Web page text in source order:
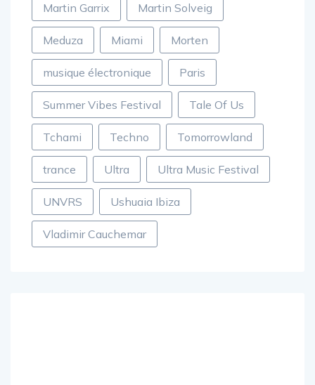
Martin Garrix Martin Solveig
Meduza Miami Morten
musique électronique Paris
Summer Vibes Festival Tale Of Us
Tchami Techno Tomorrowland
trance Ultra Ultra Music Festival
UNVRS Ushuaia Ibiza
Vladimir Cauchemar